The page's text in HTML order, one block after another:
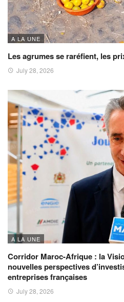
A LA UNE
Les agrumes se raréfient, les
July 28, 2026
A LA UNE
Corridor Maroc-Afrique : la
nouvelles perspectives
entreprises françaises
July 28, 2026